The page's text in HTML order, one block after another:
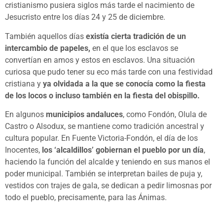
cristianismo pusiera siglos más tarde el nacimiento de
Jesucristo entre los días 24 y 25 de diciembre.
También aquellos días existía cierta tradición de un
intercambio de papeles, en el que los esclavos se
convertían en amos y estos en esclavos. Una situación
curiosa que pudo tener su eco más tarde con una festividad
cristiana y ya olvidada a la que se conocía como la fiesta
de los locos o incluso también en la fiesta del obispillo.
En algunos municipios andaluces, como Fondón, Olula de
Castro o Alsodux, se mantiene como tradición ancestral y
cultura popular. En Fuente Victoria-Fondón, el día de los
Inocentes, los ‘alcaldillos’ gobiernan el pueblo por un día,
haciendo la función del alcalde y teniendo en sus manos el
poder municipal. También se interpretan bailes de puja y,
vestidos con trajes de gala, se dedican a pedir limosnas por
todo el pueblo, precisamente, para las Ánimas.